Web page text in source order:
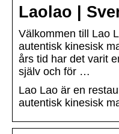
Laolao |
Välkommen till Lao
autentisk kinesisk
års tid har det varit
själv och för …
Lao Lao är en
autentisk kinesisk